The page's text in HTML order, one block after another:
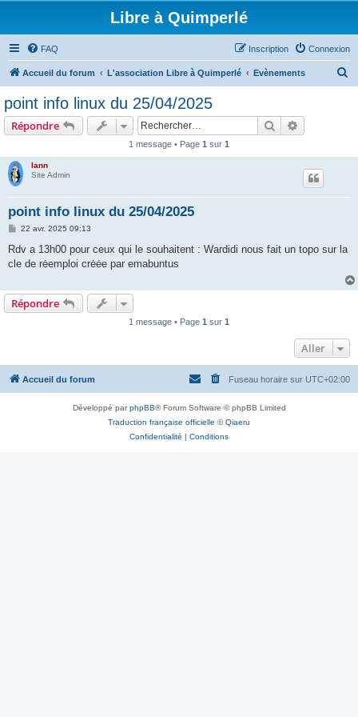
Libre à Quimperlé
FAQ Connexion
Inscription
Accueil du forum L'association Libre à Quimperlé Evènements
point info linux du 25/04/2025
Répondre Rechercher
1 message • Page 1 sur 1
lann
Site Admin
point info linux du 25/04/2025
M
s
a
22 avr. 2025 09:13
Rdv a 13h00 pour ceux qui le souhaitent : Wardidi nous fait un topo sur la
cle de rėemploi crėėe par emabuntus
Répondre
1 message • Page 1 sur 1
Aller
Accueil du forum Fuseau horaire sur UTC+02:00
Développé parphpBB® Forum Software © phpBB Limited
Traduction française officielle ©Qiaeru
Confidentialité | Conditions